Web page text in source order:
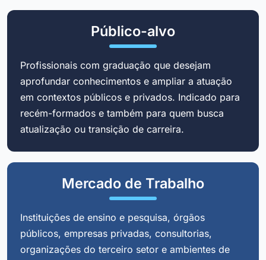
Público-alvo
Profissionais com graduação que desejam
aprofundar conhecimentos e ampliar a atuação
em contextos públicos e privados. Indicado para
recém-formados e também para quem busca
atualização ou transição de carreira.
Mercado de Trabalho
Instituições de ensino e pesquisa, órgãos
públicos, empresas privadas, consultorias,
organizações do terceiro setor e ambientes de